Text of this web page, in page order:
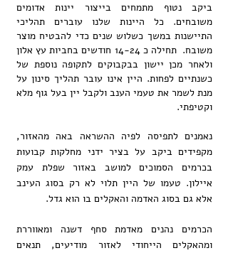
ביקב נטוף מתמחים בייצור יינות אדומים
משובחים. כל היינות שלנו עוברים תהליכי
התיישנות במשך כשלוש שנים כדי להבטיח מוצר
משובח. תחילה כ 14-24 חודשים בחביות עץ אלון
ולאחר מכן יישון בבקבוקים לתקופה נוספת של
כשנתיים לפחות. היין אינו עובר תהליך סינון על
מנת לשמר את טעמי הענב ולקבל יין בעל גוף מלא
וקטיפתי.
נאמנים לתפיסה לפיה ההשראה באה מהאזור,
מקפידים ביקב על בציר ידני מחלקות קבועות
בכרמים הסמוכים למושב באזור שפלת עמק
איילון. טעמו של היין תלוי לא רק בסוג העינב
אלא גם בסוג האדמה והאקלים בו הוא גדל.
הכרמים נהנים מאדמת סחף דשנה ומאווררת
ומהאקלים הייחודי לאזור מודיעים, תנאים